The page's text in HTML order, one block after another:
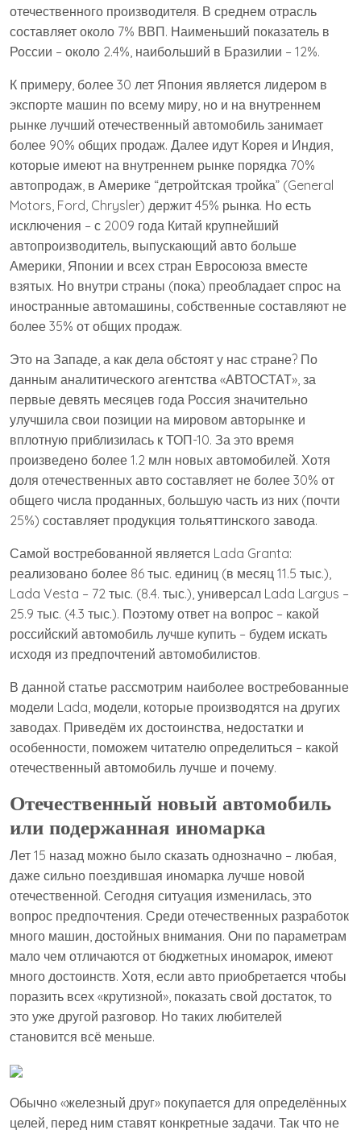
отечественного производителя. В среднем отрасль
составляет около 7% ВВП. Наименьший показатель в
России – около 2.4%, наибольший в Бразилии – 12%.
К примеру, более 30 лет Япония является лидером в
экспорте машин по всему миру, но и на внутреннем
рынке лучший отечественный автомобиль занимает
более 90% общих продаж. Далее идут Корея и Индия,
которые имеют на внутреннем рынке порядка 70%
автопродаж, в Америке “детройтская тройка” (General
Motors, Ford, Chrysler) держит 45% рынка. Но есть
исключения – с 2009 года Китай крупнейший
автопроизводитель, выпускающий авто больше
Америки, Японии и всех стран Евросоюза вместе
взятых. Но внутри страны (пока) преобладает спрос на
иностранные автомашины, собственные составляют не
более 35% от общих продаж.
Это на Западе, а как дела обстоят у нас стране? По
данным аналитического агентства «АВТОСТАТ», за
первые девять месяцев года Россия значительно
улучшила свои позиции на мировом авторынке и
вплотную приблизилась к ТОП-10. За это время
произведено более 1.2 млн новых автомобилей. Хотя
доля отечественных авто составляет не более 30% от
общего числа проданных, большую часть из них (почти
25%) составляет продукция тольяттинского завода.
Самой востребованной является Lada Granta:
реализовано более 86 тыс. единиц (в месяц 11.5 тыс.),
Lada Vesta – 72 тыс. (8.4. тыс.), универсал Lada Largus –
25.9 тыс. (4.3 тыс.). Поэтому ответ на вопрос – какой
российский автомобиль лучше купить – будем искать
исходя из предпочтений автомобилистов.
В данной статье рассмотрим наиболее востребованные
модели Lada, модели, которые производятся на других
заводах. Приведём их достоинства, недостатки и
особенности, поможем читателю определиться – какой
отечественный автомобиль лучше и почему.
Отечественный новый автомобиль
или подержанная иномарка
Лет 15 назад можно было сказать однозначно – любая,
даже сильно поездившая иномарка лучше новой
отечественной. Сегодня ситуация изменилась, это
вопрос предпочтения. Среди отечественных разработок
много машин, достойных внимания. Они по параметрам
мало чем отличаются от бюджетных иномарок, имеют
много достоинств. Хотя, если авто приобретается чтобы
поразить всех «крутизной», показать свой достаток, то
это уже другой разговор. Но таких любителей
становится всё меньше.
Обычно «железный друг» покупается для определённых
целей, перед ним ставят конкретные задачи. Так что не